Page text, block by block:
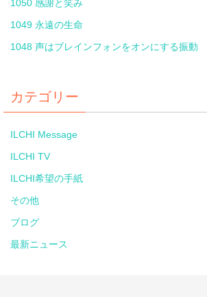
1050 感謝と笑み
1049 永遠の生命
1048 声はブレインフォンをオンにする振動
カテゴリー
ILCHI Message
ILCHI TV
ILCHI希望の手紙
その他
ブログ
最新ニュース